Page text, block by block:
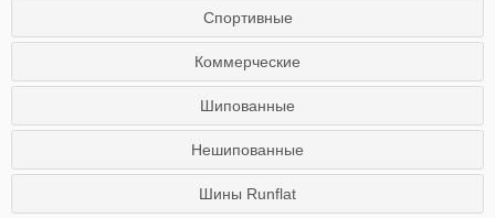
Спортивные
Коммерческие
Шипованные
Нешипованные
Шины Runflat